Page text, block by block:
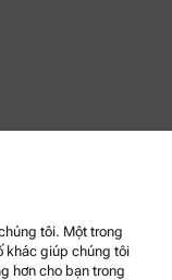
tôi. Một trong
khác giúp chúng tôi
hơn cho bạn trong